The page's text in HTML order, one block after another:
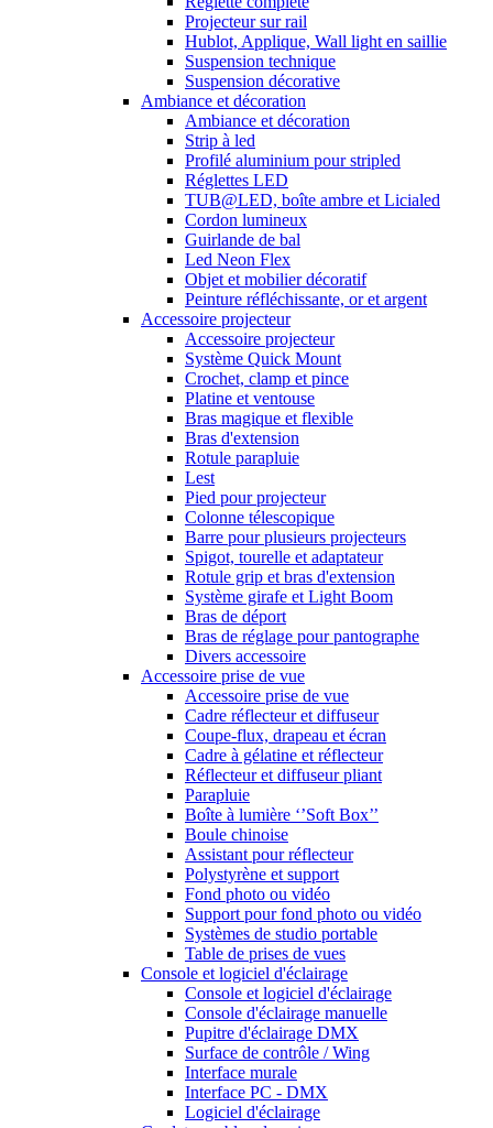
Projecteur sur rail
Hublot, Applique, Wall light en saillie
Suspension technique
Suspension décorative
Ambiance et décoration
Ambiance et décoration
Strip à led
Profilé aluminium pour stripled
Réglettes LED
TUB@LED, boîte ambre et Licialed
Cordon lumineux
Guirlande de bal
Led Neon Flex
Objet et mobilier décoratif
Peinture réfléchissante, or et argent
Accessoire projecteur
Accessoire projecteur
Système Quick Mount
Crochet, clamp et pince
Platine et ventouse
Bras magique et flexible
Bras d'extension
Rotule parapluie
Lest
Pied pour projecteur
Colonne télescopique
Barre pour plusieurs projecteurs
Spigot, tourelle et adaptateur
Rotule grip et bras d'extension
Système girafe et Light Boom
Bras de déport
Bras de réglage pour pantographe
Divers accessoire
Accessoire prise de vue
Accessoire prise de vue
Cadre réflecteur et diffuseur
Coupe-flux, drapeau et écran
Cadre à gélatine et réflecteur
Réflecteur et diffuseur pliant
Parapluie
Boîte à lumière ‘’Soft Box’’
Boule chinoise
Assistant pour réflecteur
Polystyrène et support
Fond photo ou vidéo
Support pour fond photo ou vidéo
Systèmes de studio portable
Table de prises de vues
Console et logiciel d'éclairage
Console et logiciel d'éclairage
Console d'éclairage manuelle
Pupitre d'éclairage DMX
Surface de contrôle / Wing
Interface murale
Interface PC - DMX
Logiciel d'éclairage